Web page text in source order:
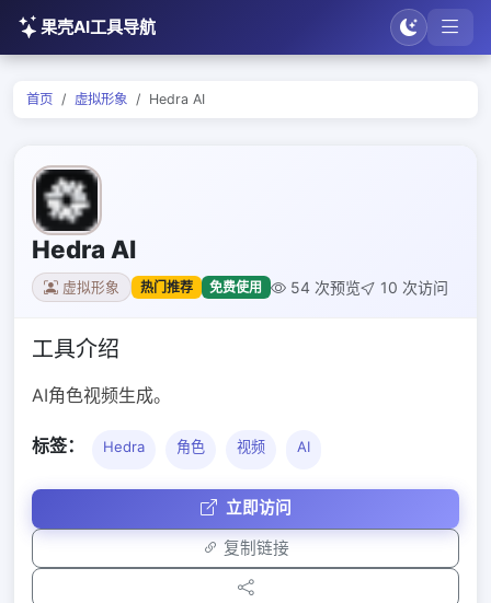
果壳AI工具导航
首页 虚拟形象 Hedra AI
Hedra AI
虚拟形象 热门推荐 免费使用 54 次预览 10 次访问
工具介绍
AI角色视频生成。
标签： Hedra 角色 视频 AI
立即访问
复制链接